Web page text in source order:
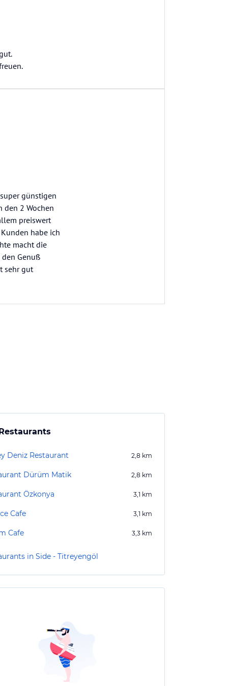
günstigen
den 2 Wochen
preiswert
habe ich
macht die
Genuß
sehr gut
Deniz Restaurant 2,8 km
Dürüm Matik 2,8 km
Özkonya 3,1 km
Cafe 3,1 km
Cafe 3,3 km
in Side - Titreyengöl